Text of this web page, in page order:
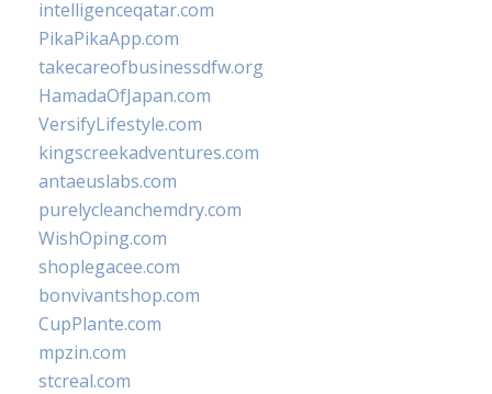
intelligenceqatar.com
PikaPikaApp.com
takecareofbusinessdfw.org
HamadaOfJapan.com
VersifyLifestyle.com
kingscreekadventures.com
antaeuslabs.com
purelycleanchemdry.com
WishOping.com
shoplegacee.com
bonvivantshop.com
CupPlante.com
mpzin.com
stcreal.com